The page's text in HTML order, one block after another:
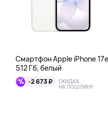
Смартфон Apple iPhone 17e
512 Гб, белый
-2 673 ₽ СКИДКА
НА ПОШЛИНУ